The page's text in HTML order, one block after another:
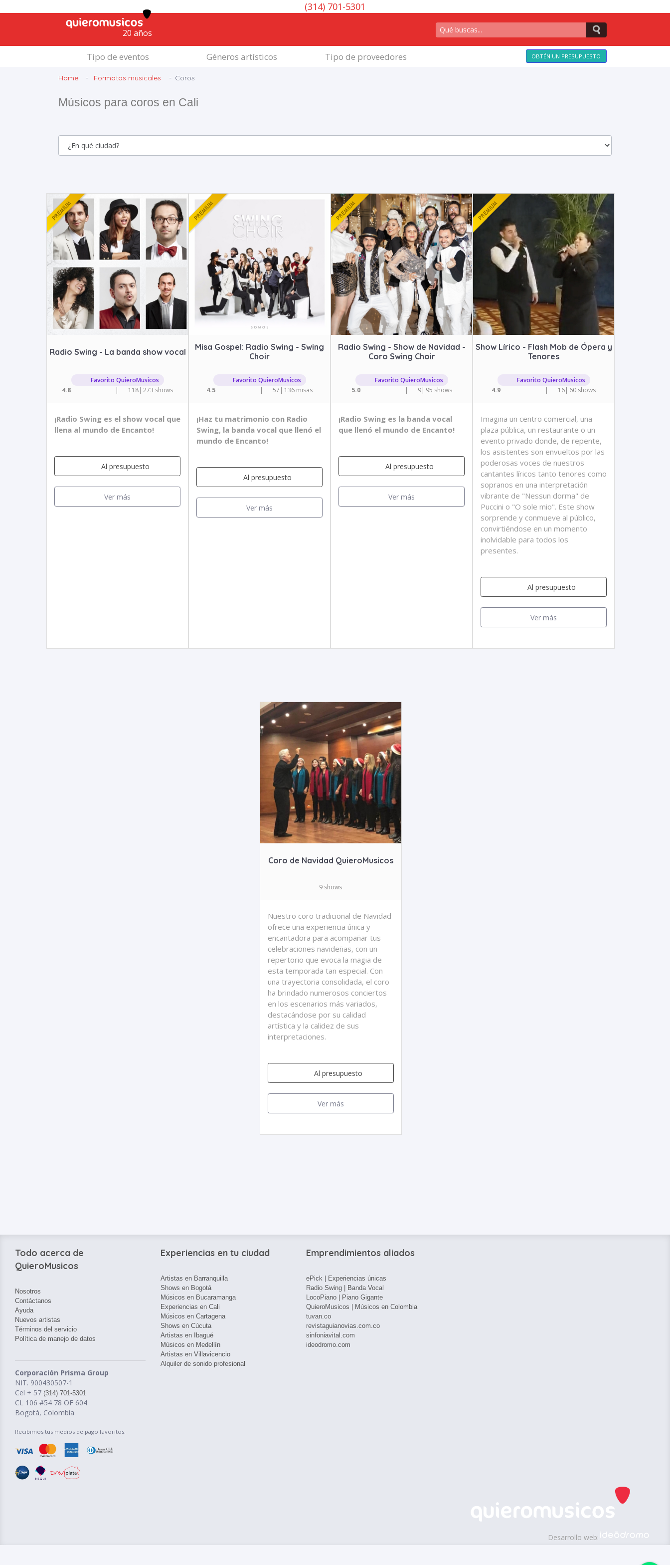
(314) 701-5301
20 años
Tipo de eventos Géneros artísticos Tipo de proveedores OBTÉN UN PRESUPUESTO
Home Formatos musicales Coros
Músicos para coros en Cali
Radio Swing - La banda show vocal
Favorito QuieroMusicos
4.8
| 118| 273 shows
¡Radio Swing es el show vocal que
llena al mundo de Encanto!
Al presupuesto
Ver más
Misa Gospel: Radio Swing - Swing
Choir
Favorito QuieroMusicos
4.5
| 57 | 136 misas
¡Haz tu matrimonio con Radio
Swing, la banda vocal que llenó el
mundo de Encanto!
Al presupuesto
Ver más
Radio Swing - Show de Navidad -
Coro Swing Choir
Favorito QuieroMusicos
5.0
| 9| 95 shows
¡Radio Swing es la banda vocal
que llenó el mundo de Encanto!
Al presupuesto
Ver más
Show Lírico - Flash Mob de Ópera y
Tenores
Favorito QuieroMusicos
4.9
| 16| 60 shows
Imagina un centro comercial, una
plaza pública, un restaurante o un
evento privado donde, de repente,
los asistentes son envueltos por las
poderosas voces de nuestros
cantantes líricos tanto tenores como
sopranos en una interpretación
vibrante de "Nessun dorma" de
Puccini o "O sole mio". Este show
sorprende y conmueve al público,
convirtiéndose en un momento
inolvidable para todos los
presentes.
Al presupuesto
Ver más
Coro de Navidad QuieroMusicos
9 shows
Nuestro coro tradicional de Navidad
ofrece una experiencia única y
encantadora para acompañar tus
celebraciones navideñas, con un
repertorio que evoca la magia de
esta temporada tan especial. Con
una trayectoria consolidada, el coro
ha brindado numerosos conciertos
en los escenarios más variados,
destacándose por su calidad
artística y la calidez de sus
interpretaciones.
Al presupuesto
Ver más
Todo acerca de
QuieroMusicos
Nosotros
Contáctanos
Ayuda
Nuevos artistas
Términos del servicio
Política de manejo de datos
Corporación Prisma Group
NIT. 900430507-1
Cel + 57 (314) 701-5301
CL 106 #54 78 OF 604
Bogotá, Colombia
Recibimos tus medios de pago favoritos:
Experiencias en tu ciudad
Artistas en Barranquilla
Shows en Bogotá
Músicos en Bucaramanga
Experiencias en Cali
Músicos en Cartagena
Shows en Cúcuta
Artistas en Ibagué
Músicos en Medellín
Artistas en Villavicencio
Alquiler de sonido profesional
Emprendimientos aliados
ePick | Experiencias únicas
Radio Swing | Banda Vocal
LocoPiano | Piano Gigante
QuieroMusicos | Músicos en Colombia
tuvan.co
revistaguianovias.com.co
sinfoniavital.com
ideodromo.com
Desarrollo web: